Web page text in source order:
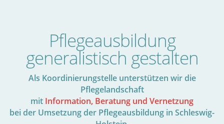
Pflegeausbildung
generalistisch gestalten
Als Koordinierungstelle unterstützen wir die
Pflegelandschaft
mit Information, Beratung und Vernetzung
bei der Umsetzung der Pflegeausbildung in Schleswig-